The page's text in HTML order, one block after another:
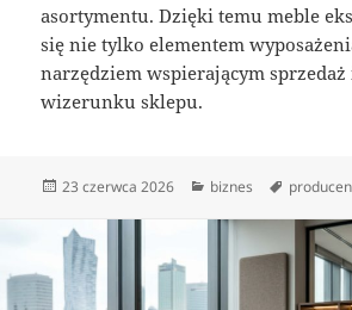
asortymentu. Dzięki temu meble
się nie tylko elementem
narzędziem wspierającym
wizerunku sklepu.
Data
23 czerwca 2026 Kategorie
biznes Tagi